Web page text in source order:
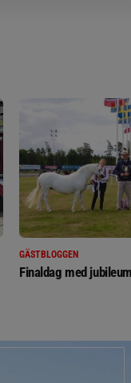
GÄSTBLOGGEN
Finaldag med